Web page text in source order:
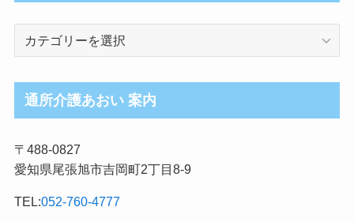
ロ
グ
事
カ
ゴ
通所介護あおい 案内
〒488-0827
愛知県尾張旭市吉岡町2丁目8-9
TEL:052-760-4777